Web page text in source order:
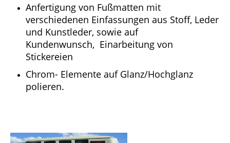
Anfertigung von Fußmatten mit
verschiedenen Einfassungen aus Stoff, Leder
und Kunstleder, sowie auf
Kundenwunsch, Einarbeitung von
Stickereien
Chrom- Elemente auf Glanz/Hochglanz
polieren.